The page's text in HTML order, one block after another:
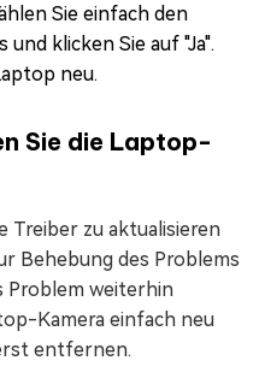
Sie einfach den
klicken Sie auf "Ja".
neu.
Sie die Laptop-
Treiber zu aktualisieren
Behebung des Problems
Problem weiterhin
Kamera einfach neu
entfernen.